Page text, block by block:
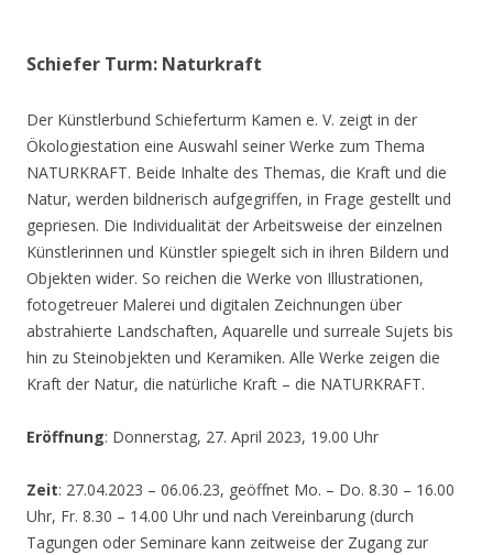
Schiefer Turm: Naturkraft
Der Künstlerbund Schieferturm Kamen e. V. zeigt in der
Ökologiestation eine Auswahl seiner Werke zum Thema
NATURKRAFT. Beide Inhalte des Themas, die Kraft und die
Natur, werden bildnerisch aufgegriffen, in Frage gestellt und
gepriesen. Die Individualität der Arbeitsweise der einzelnen
Künstlerinnen und Künstler spiegelt sich in ihren Bildern und
Objekten wider. So reichen die Werke von Illustrationen,
fotogetreuer Malerei und digitalen Zeichnungen über
abstrahierte Landschaften, Aquarelle und surreale Sujets bis
hin zu Steinobjekten und Keramiken. Alle Werke zeigen die
Kraft der Natur, die natürliche Kraft – die NATURKRAFT.
Eröffnung: Donnerstag, 27. April 2023, 19.00 Uhr
Zeit: 27.04.2023 – 06.06.23, geöffnet Mo. – Do. 8.30 – 16.00
Uhr, Fr. 8.30 – 14.00 Uhr und nach Vereinbarung (durch
Tagungen oder Seminare kann zeitweise der Zugang zur